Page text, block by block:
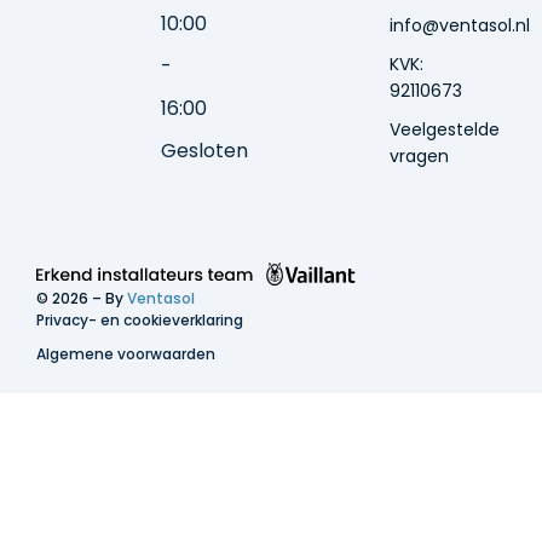
10:00
-
16:00
Gesloten
info@ventasol.nl
KVK:
92110673
Veelgestelde
vragen
© 2026 – ByVentasol
Privacy- en cookieverklaring
Algemene voorwaarden